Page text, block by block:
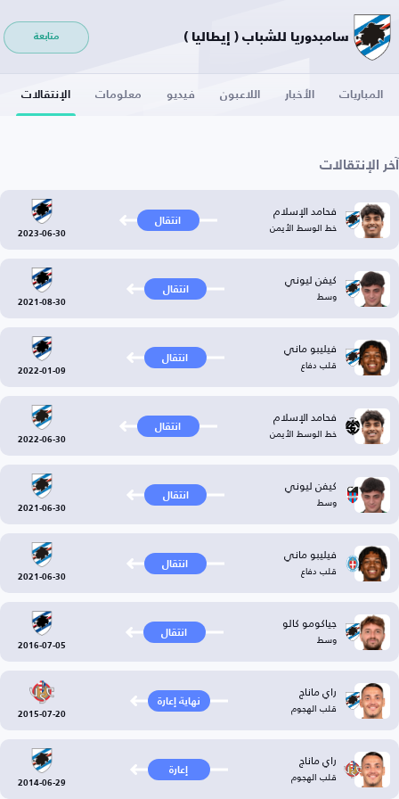
سامبدوريا للشباب ( إيطاليا ) متابعة
المباريات الأخبار اللاعبون فيديو معلومات الإنتقالات
آخر الإنتقالات
فحامد الإسلام
خط الوسط الأيمن انتقال
2023-06-30
كيفن ليوني
وسط انتقال
2021-08-30
فيليبو ماني
قلب دفاع انتقال
2022-01-09
فحامد الإسلام
خط الوسط الأيمن انتقال
2022-06-30
كيفن ليوني
وسط انتقال
2021-06-30
فيليبو ماني
قلب دفاع انتقال
2021-06-30
جياكومو كالو
وسط انتقال
2016-07-05
راي ماناج
قلب الهجوم نهاية إعارة
2015-07-20
راي ماناج
قلب الهجوم إعارة
2014-06-29